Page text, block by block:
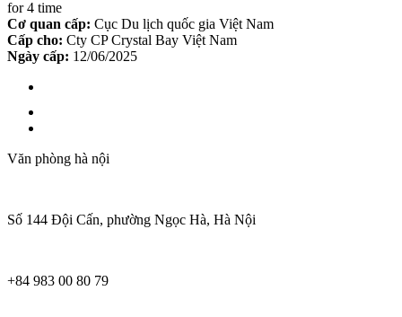
for 4 time
Cơ quan cấp: Cục Du lịch quốc gia Việt Nam
Cấp cho: Cty CP Crystal Bay Việt Nam
Ngày cấp: 12/06/2025
Văn phòng hà nội
Số 144 Đội Cấn, phường Ngọc Hà, Hà Nội
+84 983 00 80 79